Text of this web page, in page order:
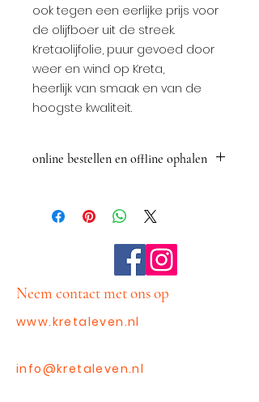
ook tegen een eerlijke prijs voor
de olijfboer uit de streek.
Kretaolijfolie, puur gevoed door
weer en wind op Kreta,
heerlijk van smaak en van de
hoogste kwaliteit.
online bestellen en offline ophalen
We vinden het leuk, persoonlijk
een van onze verkoopdagen in
Zutphen. Wees welkom!
Neem contact met ons op
www.kretaleven.nl
info@kretaleven.nl